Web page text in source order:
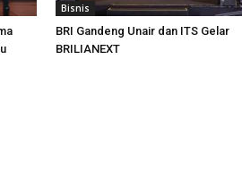
Bisnis
BRI Gandeng Unair dan ITS Gelar
BRILIANEXT